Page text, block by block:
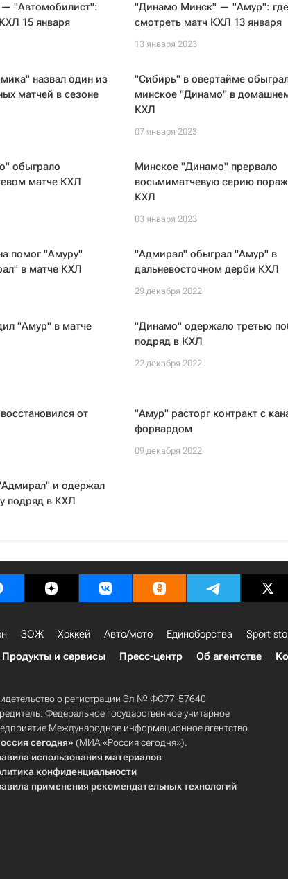
"Автомобилист":
15 января
"Динамо Минск" — "Амур": где
смотреть матч КХЛ 13 января
13 января 2023
назвал один из
матчей в сезоне
"Сибирь" в овертайме
минское "Динамо" в
КХЛ
07 января 2023
обыграло
матче КХЛ
Минское "Динамо" прервало
восьмиматчевую серию
КХЛ
03 января 2023
помог "Амуру"
в матче КХЛ
"Адмирал" обыграл "Амур" в
дальневосточном дерби КХЛ
29 декабря 2022
"Амур" в матче
"Динамо" одержало третью
подряд в КХЛ
22 декабря 2022
от
"Амур" расторг контракт с
форвардом
09 декабря 2022
и одержал
подряд в КХЛ
ЗОЖ Хоккей Авто/мото Единоборства Sport
Продукты и сервисы Пресс-центр Об агентстве
о регистрации Эл № ФС77-57640
Федеральное государственное унитарное
Международное информационное агентство
сегодня» (МИА «Россия сегодня»).
использования материалов
конфиденциальности
применения рекомендательных технологий